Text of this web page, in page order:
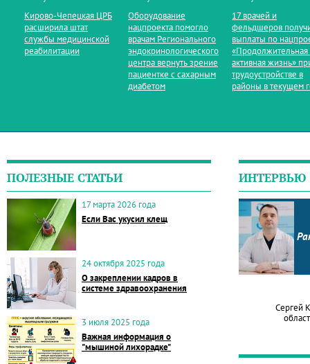
Кирово‑Чепецкая ЦРБ
расширила штат
службы медицинской
реабилитации
Оборудование
нацпроекта помогло
врачам Регионального
эндокринологического
центра вернуть зрение
пациентке с сахарным
диабетом
17 врачей и
фельдшеров
выплаты по
«Продолжительная
активная жизнь»
трудоустройстве в
районы в текущем
ПОЛЕЗНЫЕ СТАТЬИ
17 марта 2026 года
Если Вас укусил клещ
24 октября 2025 года
О закреплении кадров в
системе здравоохранения
3 июля 2025 года
Важная информация о
"мышиной лихорадке"
ИНТЕРВЬЮ
Сергей